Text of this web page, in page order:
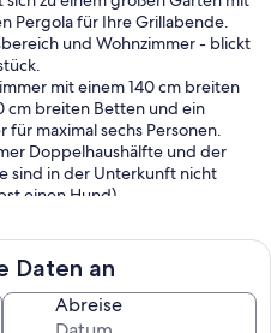
Pergola für Ihre Grillabende.
und Wohnzimmer - blickt
mit einem 140 cm breiten
cm breiten Betten und ein
maximal sechs Personen.
Doppelhaushälfte und der
sind in der Unterkunft nicht
einen Hund).
Es befindet sich in dem
Grand Site Frankreichs
Weinberg und sein
und Restaurants sowie ein
und Handwerksbetriebe
Daten an
Abreise